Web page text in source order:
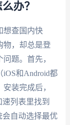
办？
想查国内快
物，却总是登
题。首先，
iOS和Android都
装完成后，
列表里找到
会自动选择最优